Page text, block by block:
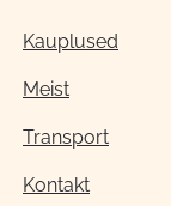
Kauplused
Meist
Transport
Kontakt